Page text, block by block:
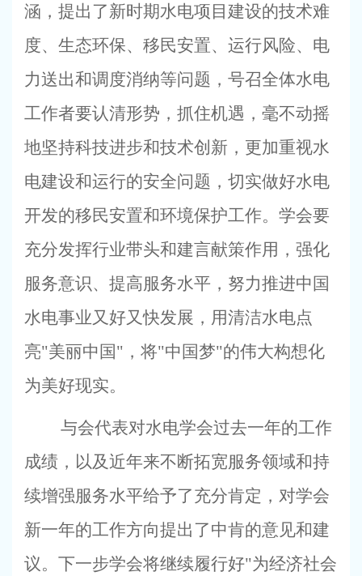
涵，提出了新时期水电项目建设的技术难
度、生态环保、移民安置、运行风险、电
力送出和调度消纳等问题，号召全体水电
工作者要认清形势，抓住机遇，毫不动摇
地坚持科技进步和技术创新，更加重视水
电建设和运行的安全问题，切实做好水电
开发的移民安置和环境保护工作。学会要
充分发挥行业带头和建言献策作用，强化
服务意识、提高服务水平，努力推进中国
水电事业又好又快发展，用清洁水电点
亮"美丽中国" ，将"中国梦"的伟大构想化
为美好现实。
与会代表对水电学会过去一年的工作
成绩，以及近年来不断拓宽服务领域和持
续增强服务水平给予了充分肯定，对学会
新一年的工作方向提出了中肯的意见和建
议。下一步学会将继续履行好"为经济社会